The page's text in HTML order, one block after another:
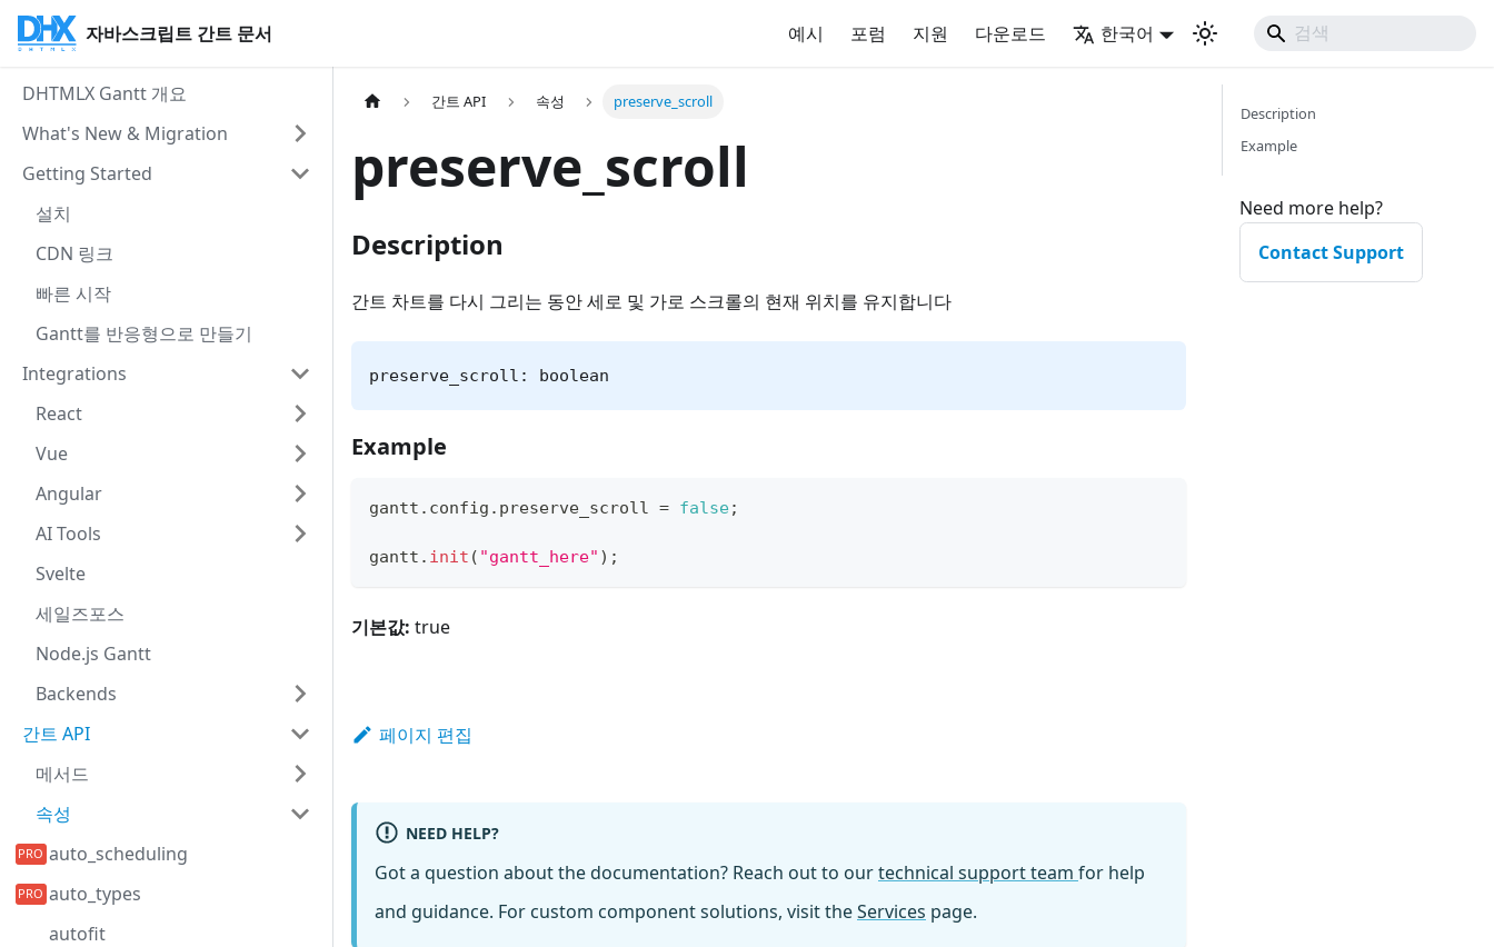
자바스크립트 간트 문서 예시 포럼 지원 다운로드 한국어
DHTMLX Gantt 개요
What's New & Migration
Getting Started
설치
CDN 링크
빠른 시작
Gantt를 반응형으로 만들기
Integrations
React
Vue
Angular
AI Tools
Svelte
세일즈포스
Node.js Gantt
Backends
간트 API
메서드
속성
auto_scheduling
auto_types
autofit
간트 API 속성 preserve_scroll
preserve_scroll
Description
간트 차트를 다시 그리는 동안 세로 및 가로 스크롤의 현재 위치를 유지합니다
preserve_scroll: boolean
Example
gantt . config . preserve_scroll = false;
gantt . init ( "gantt_here" ) ;
기본값: true
페이지 편집
NEED HELP?
Got a question about the documentation? Reach out to ourtechnical support team for help
and guidance. For custom component solutions, visit theServices page.
Description
Example
Need more help?
Contact Support